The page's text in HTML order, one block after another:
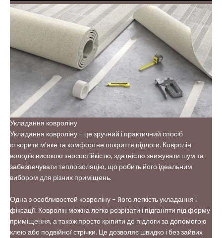
Укладання ковроліну
Укладання ковроліну – це зручний і практичний спосіб
створити м’яке та комфортне покриття підлоги. Ковролін
володіє високою зносостійкістю, здатністю знижувати шум та
забезпечувати теплоізоляцію, що робить його ідеальним
вибором для різних приміщень.
Одна з особливостей ковроліну – його легкість укладання і
фіксації. Ковролін можна легко розрізати і підганяти під форму
приміщення, а також просто кріпити до підлоги за допомогою
клею або подвійної стрічки. Це дозволяє швидко і без зайвих